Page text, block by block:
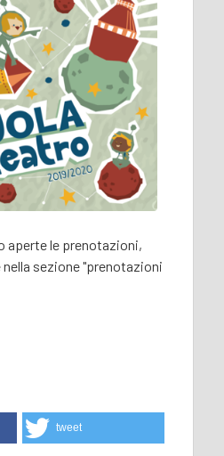
aperte le prenotazioni,
sezione "prenotazioni
tweet